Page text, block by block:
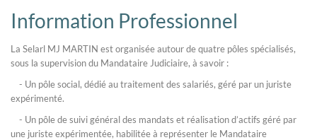
Information Professionnel
La Selarl MJ MARTIN est organisée autour de quatre pôles spécialisés,
sous la supervision du Mandataire Judiciaire, à savoir :
- Un pôle social, dédié au traitement des salariés, géré par un juriste
expérimenté.
- Un pôle de suivi général des mandats et réalisation d’actifs géré par
une juriste expérimentée, habilitée à représenter le Mandataire